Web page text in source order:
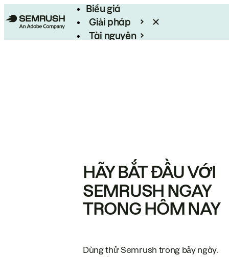
Biểu giá
Giải pháp
Tài nguyên
HÃY BẮT ĐẦU VỚI
SEMRUSH NGAY
TRONG HÔM NAY
Dùng thử Semrush trong bảy ngày.